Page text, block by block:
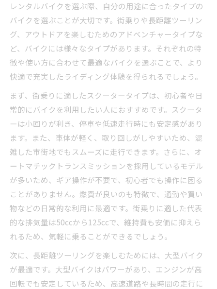
レンタルバイクを選ぶ際、自分の用途に合ったタイプの
バイクを選ぶことが大切です。街乗りや長距離ツーリン
グ、アウトドアを楽しむためのアドベンチャータイプな
ど、バイクには様々なタイプがあります。それぞれの特
徴や使い方に合わせて最適なバイクを選ぶことで、より
快適で充実したライディング体験を得られるでしょう。
まず、街乗りに適したスクータータイプは、初心者や日
常的にバイクを利用したい人におすすめです。スクータ
ーは小回りが利き、停車や低速走行時にも安定感があり
ます。また、車体が軽く、取り回しがしやすいため、混
雑した市街地でもスムーズに走行できます。さらに、オ
ートマチックトランスミッションを採用しているモデル
が多いため、ギア操作が不要で、初心者でも操作に困る
ことがありません。燃費が良いのも特徴で、通勤や買い
物などの日常的な利用に最適です。街乗りに適した代表
的な排気量は50ccから125ccで、維持費も安価に抑えら
れるため、気軽に乗ることができるでしょう。
次に、長距離ツーリングを楽しむためには、大型バイク
が最適です。大型バイクはパワーがあり、エンジンが高
回転でも安定しているため、高速道路や長時間の走行に